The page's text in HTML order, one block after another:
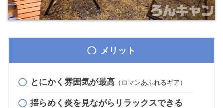
メリット
とにかく雰囲気が最高 （ロマンあふれるギア）
揺らめく炎を見ながらリラックスできる